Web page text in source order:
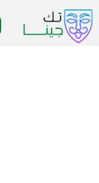
التجاوز
إلى
المحتوى